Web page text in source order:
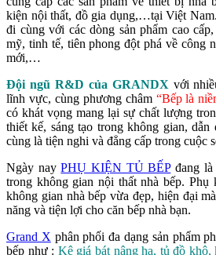
kiện nội thất, đồ gia dụng,…tại Việt
đi cùng với các dòng sản phẩm cao
mỹ, tinh tế, tiên phong đột phá về công
mới,…
Đội ngũ R&D của GRANDX với
lĩnh vực, cùng phương châm “Bếp là
có khát vọng mang lại sự chất lượng
thiết kế, sáng tạo trong không gian, dẫn
cùng là tiện nghi và đẳng cấp trong cuộc
Ngày nayPHỤ KIỆN TỦ BẾPđang là
trong không gian nội thất nhà bếp. Phụ
không gian nhà bếp vừa đẹp, hiện đại
năng và tiện lợi cho căn bếp nhà bạn.
Grand X phân phối đa dạng sản phẩm
bếp như : Kệ giá bát nâng hạ, tủ đồ